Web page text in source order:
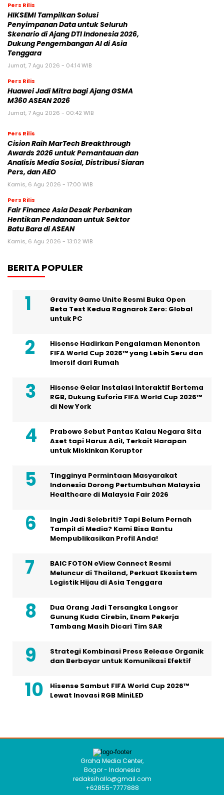
Pers Rilis
HIKSEMI Tampilkan Solusi
Penyimpanan Data untuk Seluruh
Skenario di Ajang DTI Indonesia 2026,
Dukung Pengembangan AI di Asia
Tenggara
Jumat, 7 Agu 2026 - 04:14 WIB
Pers Rilis
Huawei Jadi Mitra bagi Ajang GSMA
M360 ASEAN 2026
Jumat, 7 Agu 2026 - 00:42 WIB
Pers Rilis
Cision Raih MarTech Breakthrough
Awards 2026 untuk Pemantauan dan
Analisis Media Sosial, Distribusi Siaran
Pers, dan AEO
Kamis, 6 Agu 2026 - 17:00 WIB
Pers Rilis
Fair Finance Asia Desak Perbankan
Hentikan Pendanaan untuk Sektor
Batu Bara di ASEAN
Kamis, 6 Agu 2026 - 13:02 WIB
BERITA POPULER
Gravity Game Unite Resmi Buka Open
Beta Test Kedua Ragnarok Zero: Global
untuk PC
Hisense Hadirkan Pengalaman Menonton
FIFA World Cup 2026™ yang Lebih Seru dan
Imersif dari Rumah
Hisense Gelar Instalasi Interaktif Bertema
RGB, Dukung Euforia FIFA World Cup 2026™
di New York
Prabowo Sebut Pantas Kalau Negara Sita
Aset tapi Harus Adil, Terkait Harapan
untuk Miskinkan Koruptor
Tingginya Permintaan Masyarakat
Indonesia Dorong Pertumbuhan Malaysia
Healthcare di Malaysia Fair 2026
Ingin Jadi Selebriti? Tapi Belum Pernah
Tampil di Media? Kami Bisa Bantu
Mempublikasikan Profil Anda!
BAIC FOTON eView Connect Resmi
Meluncur di Thailand, Perkuat Ekosistem
Logistik Hijau di Asia Tenggara
Dua Orang Jadi Tersangka Longsor
Gunung Kuda Cirebin, Enam Pekerja
Tambang Masih Dicari Tim SAR
Strategi Kombinasi Press Release Organik
dan Berbayar untuk Komunikasi Efektif
Hisense Sambut FIFA World Cup 2026™
Lewat Inovasi RGB MiniLED
Graha Media Center,
Bogor - Indonesia
redaksihallo@gmail.com
+62855-7777888